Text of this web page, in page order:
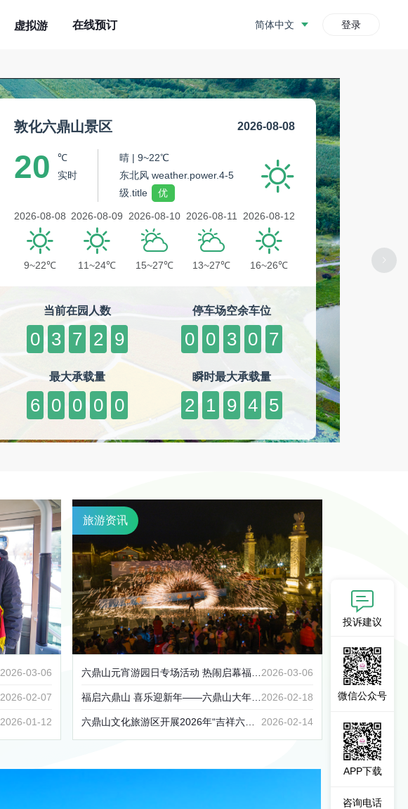
虚拟游 在线预订 简体中文 登录
敦化六鼎山景区 2026-08-08
20
℃
实时
晴 | 9~22℃
东北风 weather.power.4-5
级.title
优
2026-08-08
9~22℃
2026-08-09
11~24℃
2026-08-10
15~27℃
2026-08-11
13~27℃
2026-08-12
16~26℃
当前在园人数
0 3 7 2 9
停车场空余车位
0 0 3 0 7
最大承载量
6 0 0 0 0
瞬时最大承载量
2 1 9 4 5
2026-03-06
2026-02-07
2026-01-12
旅游资讯
2026-03-06
六鼎山元宵游园日专场活动 热闹启幕福地团圆氛围感拉满
2026-02-18
福启六鼎山 喜乐迎新年——六鼎山大年初一人气爆棚 年味盎然
2026-02-14
六鼎山文化旅游区开展2026年“吉祥六鼎山·福地过大年”活动安全专项检查 筑牢新春文旅安全防线
投诉建议
微信公众号
APP下载
咨询电话